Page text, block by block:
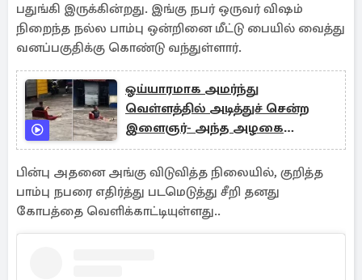
பதுங்கி இருக்கின்றது. இங்கு நபர் ஒருவர் விஷம்
நிறைந்த நல்ல பாம்பு ஒன்றினை மீட்டு பையில் வைத்து
வனப்பகுதிக்கு கொண்டு வந்துள்ளார்.
ஓய்யாரமாக அமர்ந்து
வெள்ளத்தில் அடித்துச் சென்ற
இளைஞர்- அந்த அழகை
நீங்களே பாருங்க
பின்பு அதனை அங்கு விடுவித்த நிலையில், குறித்த
பாம்பு நபரை எதிர்த்து படமெடுத்து சீறி தனது
கோபத்தை வெளிக்காட்டியுள்ளது..